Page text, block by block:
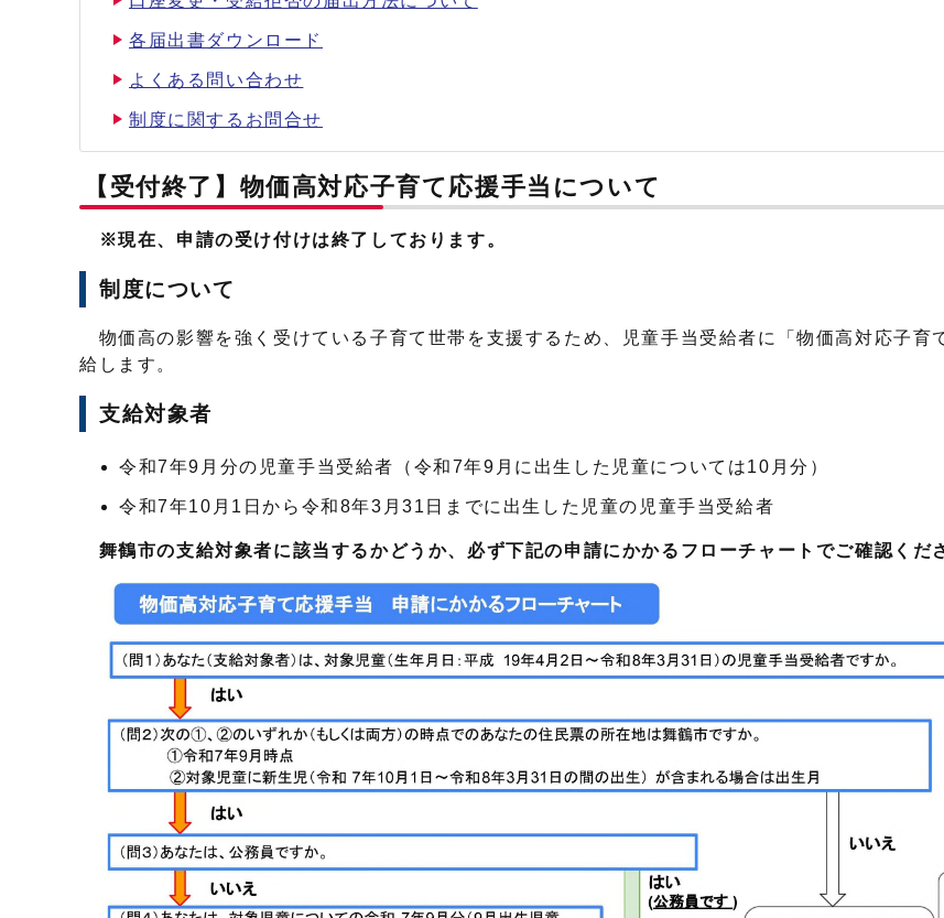
各届出書ダウンロード
よくある問い合わせ
制度に関するお問合せ
【受付終了】物価高対応子育て応援手当について
※現在、申請の受け付けは終了しております。
制度について
物価高の影響を強く受けている子育て世帯を支援するため、児童手当受給者に「物価高対応子育
給します。
支給対象者
令和7年9月分の児童手当受給者（令和7年9月に出生した児童については10月分）
令和7年10月1日から令和8年3月31日までに出生した児童の児童手当受給者
舞鶴市の支給対象者に該当するかどうか、必ず下記の申請にかかるフローチャートでご確認くだ